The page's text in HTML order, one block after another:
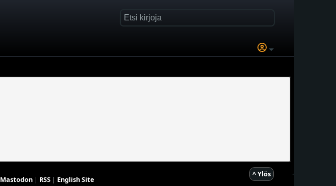
^ Ylös
Mastodon| RSS| English Site